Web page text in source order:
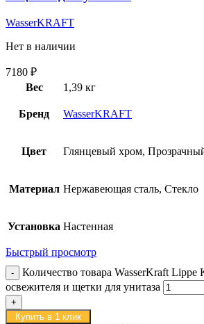
WasserKRAFT
Нет в наличии
7180 ₽
Вес
1,39 кг
Бренд WasserKRAFT
Цвет Глянцевый хром,
Материал Нержавеющая сталь, Стекло
Установка Настенная
Быстрый просмотр
Количество товара WasserKraft Lippe
освежителя и щетки для унитаза
Купить в 1 клик